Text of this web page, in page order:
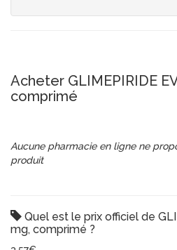
Acheter GLIMEPIRIDE
comprimé
Aucune pharmacie en ligne ne
produit
Quel est le prix officiel de
mg, comprimé ?